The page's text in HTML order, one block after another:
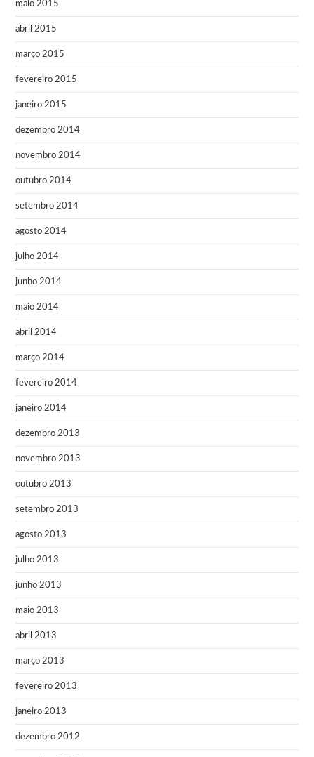
maio 2015
abril 2015
março 2015
fevereiro 2015
janeiro 2015
dezembro 2014
novembro 2014
outubro 2014
setembro 2014
agosto 2014
julho 2014
junho 2014
maio 2014
abril 2014
março 2014
fevereiro 2014
janeiro 2014
dezembro 2013
novembro 2013
outubro 2013
setembro 2013
agosto 2013
julho 2013
junho 2013
maio 2013
abril 2013
março 2013
fevereiro 2013
janeiro 2013
dezembro 2012